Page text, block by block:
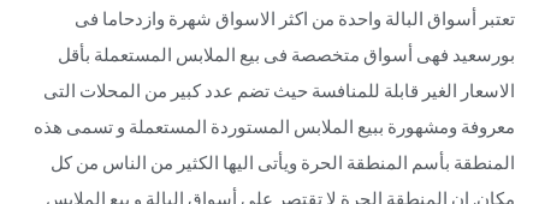
تعتبر أسواق البالة واحدة من اكثر الاسواق شهرة وازدحاما فى
بورسعيد فهى أسواق متخصصة فى بيع الملابس المستعملة بأقل
الاسعار الغير قابلة للمنافسة حيث تضم عدد كبير من المحلات التى
معروفة ومشهورة ببيع الملابس المستوردة المستعملة و تسمى هذه
المنطقة بأسم المنطقة الحرة ويأتى اليها الكثير من الناس من كل